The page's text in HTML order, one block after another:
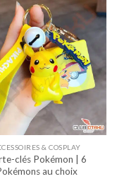
& COSPLAY
clés Pokémon | 6
au choix